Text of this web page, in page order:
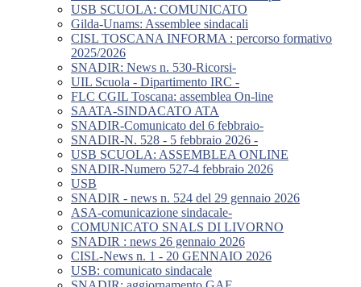
USB SCUOLA: COMUNICATO
Gilda-Unams: Assemblee sindacali
CISL TOSCANA INFORMA : percorso formativo
2025/2026
SNADIR: News n. 530-Ricorsi-
UIL Scuola - Dipartimento IRC -
FLC CGIL Toscana: assemblea On-line
SAATA-SINDACATO ATA
SNADIR-Comunicato del 6 febbraio-
SNADIR-N. 528 - 5 febbraio 2026 -
USB SCUOLA: ASSEMBLEA ONLINE
SNADIR-Numero 527-4 febbraio 2026
USB
SNADIR - news n. 524 del 29 gennaio 2026
ASA-comunicazione sindacale-
COMUNICATO SNALS DI LIVORNO
SNADIR : news 26 gennaio 2026
CISL-News n. 1 - 20 GENNAIO 2026
USB: comunicato sindacale